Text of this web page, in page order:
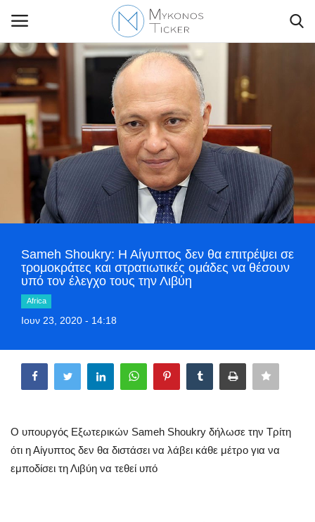
Contact Us
Politique
Business
Travel
World
Style Adorés
Greece
Entertainment
Mykonos
Mykonos Ticker TV
Sameh Shoukry: Η Αίγυπτος δεν θα επιτρέψει σε
τρομοκράτες και στρατιωτικές ομάδες να θέσουν
υπό τον έλεγχο τους την Λιβύη
Africa
Ιουν 23, 2020 - 14:18
Ο υπουργός Εξωτερικών Sameh Shoukry δήλωσε την Τρίτη
ότι η Αίγυπτος δεν θα διστάσει να λάβει κάθε μέτρο για να
εμποδίσει τη Λιβύη να τεθεί υπό